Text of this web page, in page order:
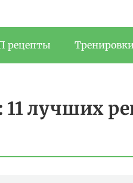
рецепты
лучших